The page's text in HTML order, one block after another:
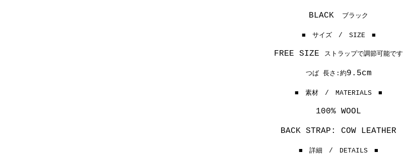
BLACK ブラック
■ サイズ / SIZE ■
FREE SIZE ストラップで調節可能です
つば 長さ:約9.5cm
■ 素材 / MATERIALS ■
100% WOOL
BACK STRAP: COW LEATHER
■ 詳細 / DETAILS ■